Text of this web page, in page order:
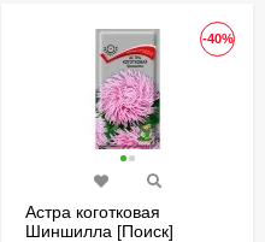
-40%
Астра коготковая
Шиншилла [Поиск]